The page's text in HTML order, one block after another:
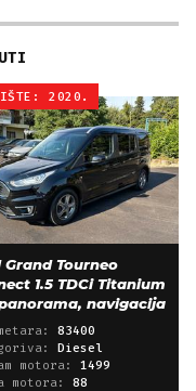
2020.
Grand Tourneo
1.5 TDCi Titanium
navigacija
83400
Diesel
motora: 1499
motora: 88